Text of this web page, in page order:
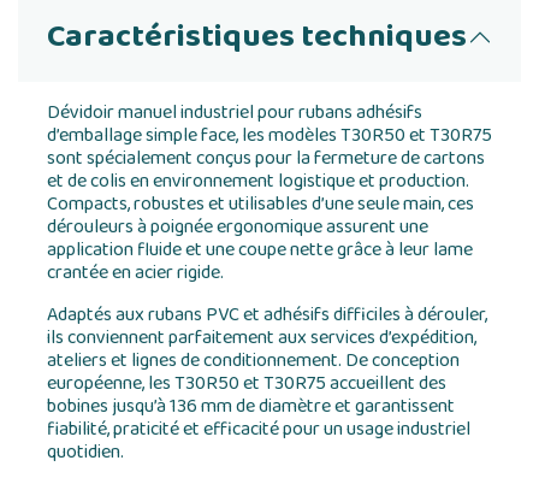
Caractéristiques techniques
Dévidoir manuel industriel pour rubans adhésifs
d’emballage simple face, les modèles T30R50 et T30R75
sont spécialement conçus pour la fermeture de cartons
et de colis en environnement logistique et production.
Compacts, robustes et utilisables d’une seule main, ces
dérouleurs à poignée ergonomique assurent une
application fluide et une coupe nette grâce à leur lame
crantée en acier rigide.
Adaptés aux rubans PVC et adhésifs difficiles à dérouler,
ils conviennent parfaitement aux services d’expédition,
ateliers et lignes de conditionnement. De conception
européenne, les T30R50 et T30R75 accueillent des
bobines jusqu’à 136 mm de diamètre et garantissent
fiabilité, praticité et efficacité pour un usage industriel
quotidien.